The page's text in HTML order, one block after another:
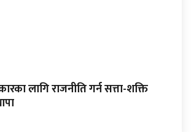
लागि राजनीति गर्न सत्ता-शक्ति